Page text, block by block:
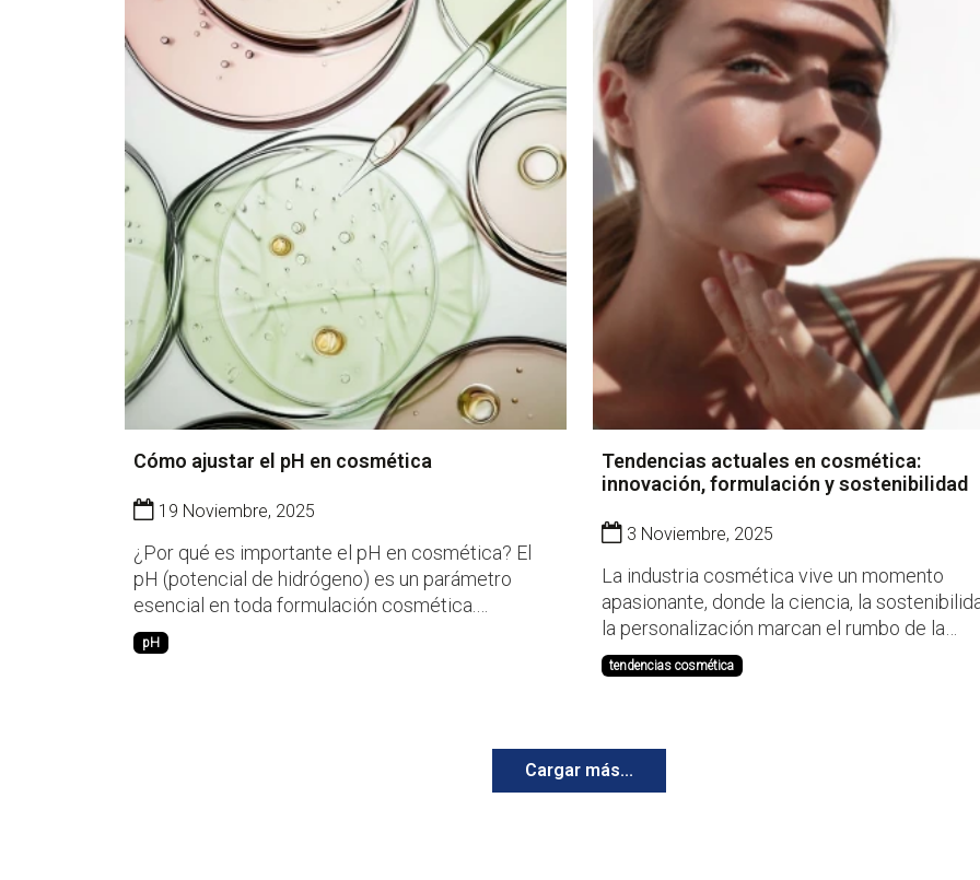
Cómo ajustar el pH en cosmética
19 Noviembre, 2025
¿Por qué es importante el pH en cosmética? El
pH (potencial de hidrógeno) es un parámetro
esencial en toda formulación cosmética.
Determina no solo la compatibilidad con la piel,
sino también la estabilidad del producto, la
pH
Tendencias actuales en cosmética:
innovación, formulación y sostenibilidad
3 Noviembre, 2025
La industria cosmética vive un momento
apasionante, donde la ciencia, la
la personalización marcan el rumbo de la
innovación. Desde LEMMEL S.A., con más
siglo de experiencia en la distribución de
tendencias cosmética
Cargar más...